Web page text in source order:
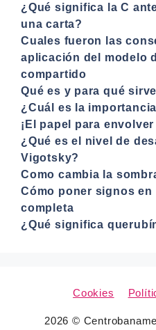
¿Qué significa la C
una carta?
Cuales fueron las
aplicación del modelo
compartido
Qué es y para qué
¿Cuál es la
¡El papel para
¿Qué es el nivel de
Vigotsky?
Como cambia la
Cómo poner signos en
completa
¿Qué significa
Cookies
2026 ©